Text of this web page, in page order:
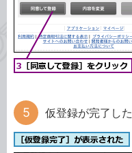
仮登録が完了した